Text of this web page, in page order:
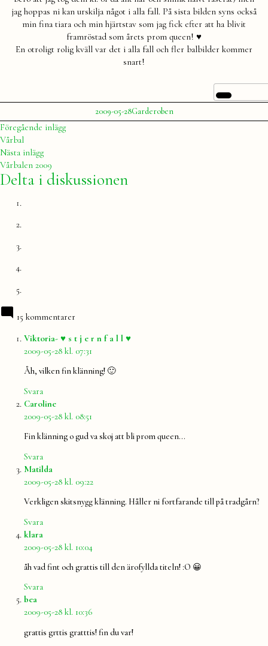
Queen
jag hoppas ni kan urskilja något i alla fall. På sista bilden syns också
min fina tiara och min hjärtstav som jag fick efter att ha blivit
framröstad som årets prom queen! ♥
En otroligt rolig kväll var det i alla fall och fler balbilder kommer
snart!
Publicerat
av
Julia
2009-05-28Publicerat
i
Garderoben
Inläggsnavigering
Föregående inläggFöregående
Vårbal
Nästa inläggNästa
inlägg:
Vårbalen 2009
Delta i diskussionen
15 kommentarer
Viktoria- ♥ s t j e r n f a l l ♥säger:
2009-05-28 kl. 07:31
Åh, vilken fin klänning! 🙂
Svara
Carolinesäger:
2009-05-28 kl. 08:51
Fin klänning o gud va skoj att bli prom queen…
Svara
Matilda
2009-05-28 kl. 09:22
Verkligen skitsnygg klänning. Håller ni fortfarande till på tradgårn?
Svara
klara
2009-05-28 kl. 10:04
åh vad fint och grattis till den ärofyllda titeln! :O 😀
Svara
bea
2009-05-28 kl. 10:36
grattis grttis gratttis! fin du var!